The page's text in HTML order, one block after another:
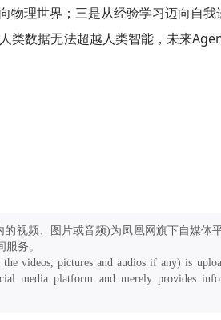
物理世界；三是从经验学习迈向自我
类数据无法超越人类智能，未来
视频、图片或音频)为凤凰网旗下自媒体
务。
videos, pictures and audios if any) is
media platform and merely provides